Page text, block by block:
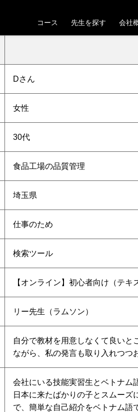
コース 先生を探す 会社
Dさん
女性
30代
食品工場の品質管理
埼玉県
仕事のため
検索ツール
【オンライン】初心者向け（テキ
リー先生（ラムソン）
自分で教材を用意しなくて良いと
ながら、私の発言も取り入れつつ
会社にいる技能実習生とベトナム
日本に来たばかりの子とスムー
で、簡単な自己紹介をベトナム語